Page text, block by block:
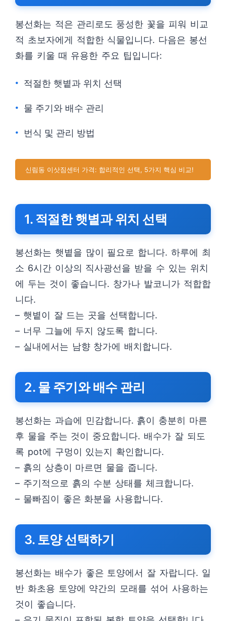
봉선화는 적은 관리로도 풍성한 꽃을 피워 비교
적 초보자에게 적합한 식물입니다. 다음은 봉선
화를 키울 때 유용한 주요 팁입니다:
적절한 햇볕과 위치 선택
물 주기와 배수 관리
번식 및 관리 방법
신림동 이삿짐센터 가격: 합리적인 선택, 5가지 핵심 비교!
1. 적절한 햇볕과 위치 선택
봉선화는 햇볕을 많이 필요로 합니다. 하루에 최
소 6시간 이상의 직사광선을 받을 수 있는 위치
에 두는 것이 좋습니다. 창가나 발코니가 적합합
니다.
– 햇볕이 잘 드는 곳을 선택합니다.
– 너무 그늘에 두지 않도록 합니다.
– 실내에서는 남향 창가에 배치합니다.
2. 물 주기와 배수 관리
봉선화는 과습에 민감합니다. 흙이 충분히 마른
후 물을 주는 것이 중요합니다. 배수가 잘 되도
록 pot에 구멍이 있는지 확인합니다.
– 흙의 상층이 마르면 물을 줍니다.
– 주기적으로 흙의 수분 상태를 체크합니다.
– 물빠짐이 좋은 화분을 사용합니다.
3. 토양 선택하기
봉선화는 배수가 좋은 토양에서 잘 자랍니다. 일
반 화초용 토양에 약간의 모래를 섞어 사용하는
것이 좋습니다.